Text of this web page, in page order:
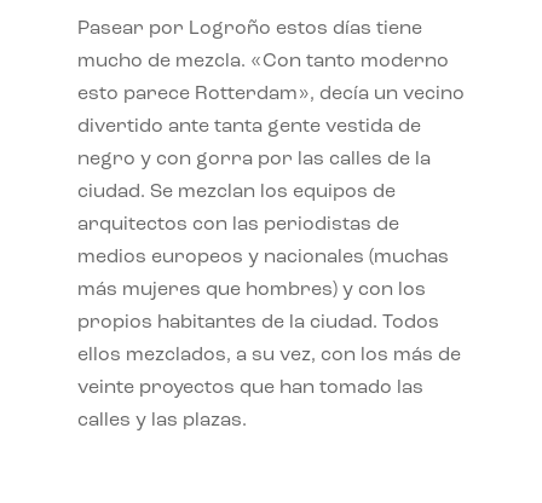
Pasear por Logroño estos días tiene
mucho de mezcla. «Con tanto moderno
esto parece Rotterdam», decía un vecino
divertido ante tanta gente vestida de
negro y con gorra por las calles de la
ciudad. Se mezclan los equipos de
arquitectos con las periodistas de
medios europeos y nacionales (muchas
más mujeres que hombres) y con los
propios habitantes de la ciudad. Todos
ellos mezclados, a su vez, con los más de
veinte proyectos que han tomado las
calles y las plazas.